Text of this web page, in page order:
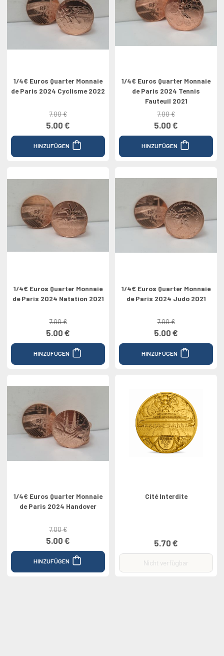
1/4€ Euros Quarter Monnaie
de Paris 2024 Cyclisme 2022
7.00 €
5.00 €
HINZUFÜGEN
1/4€ Euros Quarter Monnaie
de Paris 2024 Tennis
Fauteuil 2021
7.00 €
5.00 €
HINZUFÜGEN
1/4€ Euros Quarter Monnaie
de Paris 2024 Natation 2021
7.00 €
5.00 €
HINZUFÜGEN
1/4€ Euros Quarter Monnaie
de Paris 2024 Judo 2021
7.00 €
5.00 €
HINZUFÜGEN
1/4€ Euros Quarter Monnaie
de Paris 2024 Handover
7.00 €
5.00 €
HINZUFÜGEN
Cité Interdite
5.70 €
Nicht verfügbar